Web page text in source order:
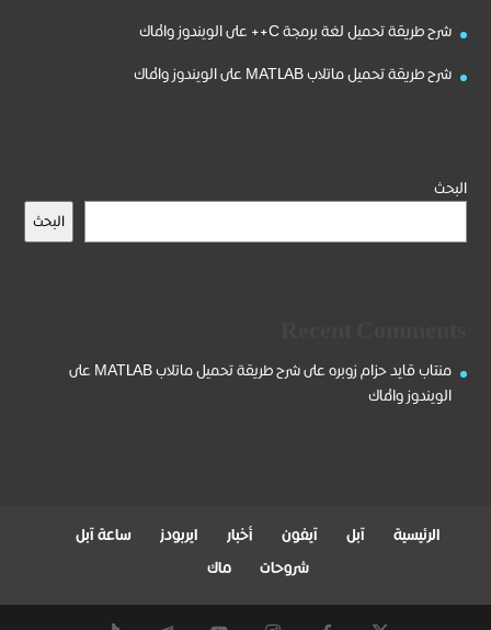
شرح طريقة تحميل لغة برمجة C++ على الويندوز والماك
شرح طريقة تحميل ماتلاب MATLAB على الويندوز والماك
البحث
البحث
منتاب قايد حزام زوبره على
شرح طريقة تحميل ماتلاب MATLAB على
الويندوز والماك
الرئيسية آبل آيفون أخبار ايربودز
ساعة آبل
شروحات
ماك